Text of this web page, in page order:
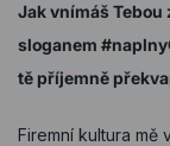
Jak vnímáš
sloganem
tě příjemně
Firemní kultura mě